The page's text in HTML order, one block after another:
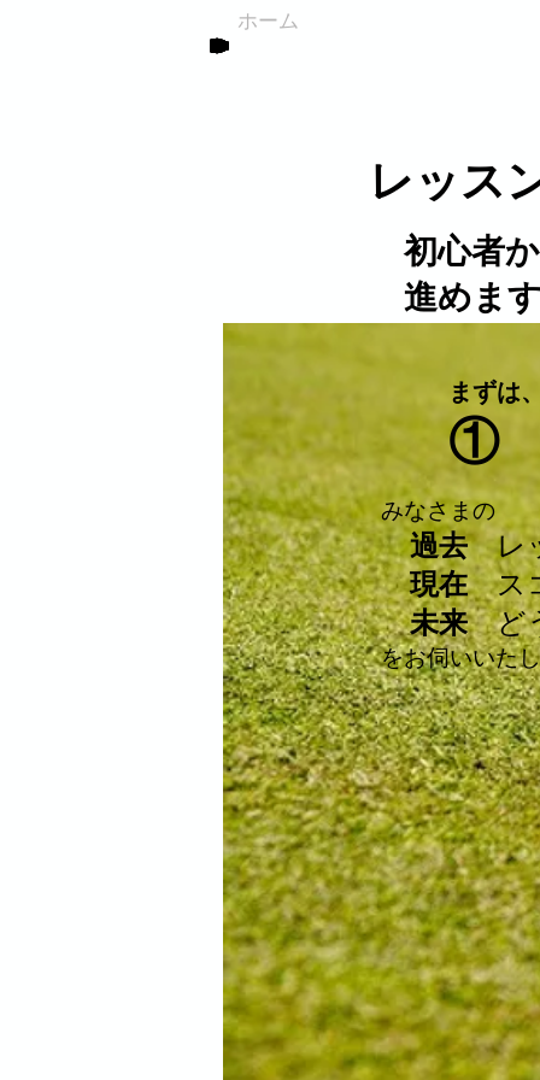
ホーム
レッス
初心者
進めま
まずは
​①
みなさまの
過去レ
現在ス
未来ど
をお伺いいた